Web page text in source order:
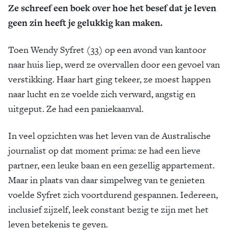
Ze schreef een boek over hoe het besef dat je leven
geen zin heeft je gelukkig kan maken.
Toen Wendy Syfret (33) op een avond van kantoor
naar huis liep, werd ze overvallen door een gevoel van
verstikking. Haar hart ging tekeer, ze moest happen
naar lucht en ze voelde zich verward, angstig en
uitgeput. Ze had een paniekaanval.
In veel opzichten was het leven van de Australische
journalist op dat moment prima: ze had een lieve
partner, een leuke baan en een gezellig appartement.
Maar in plaats van daar simpelweg van te genieten
voelde Syfret zich voortdurend gespannen. Iedereen,
inclusief zijzelf, leek constant bezig te zijn met het
leven betekenis te geven.